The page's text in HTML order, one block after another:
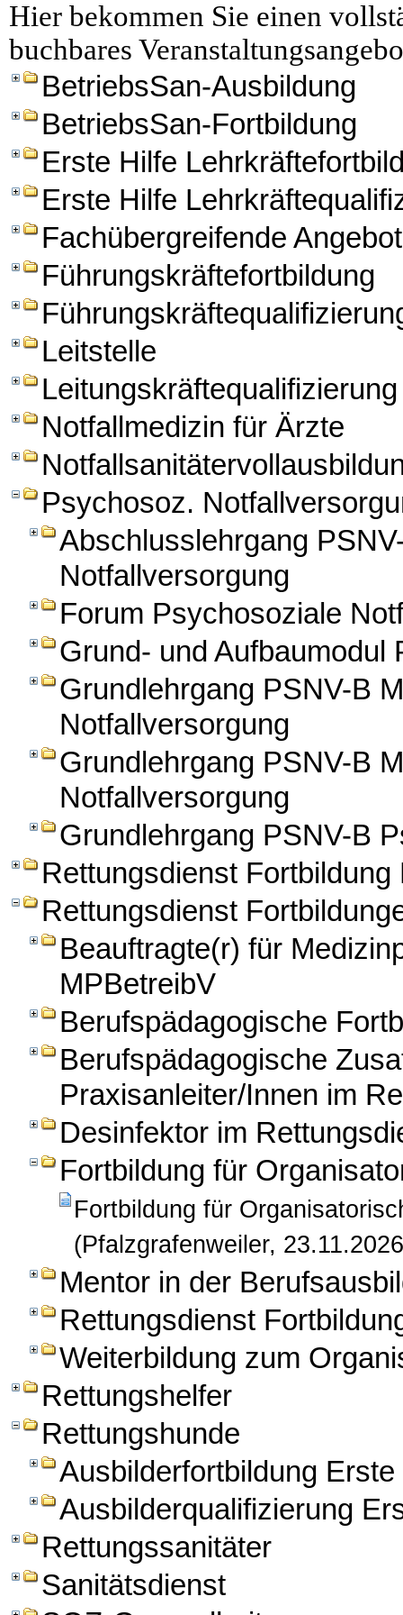
Hier bekommen Sie einen
buchbares
BetriebsSan-Ausbildung
BetriebsSan-Fortbildung
Erste Hilfe
Erste Hilfe
Fachübergreifende
Führungskräftefortbildung
Leitstelle
Leitungskräftequalifizierung
Notfallmedizin für Ärzte
Psychosoz.
Abschlusslehrgang
Notfallversorgung
Forum Psychosoziale
Grund- und Aufbaumodul
Grundlehrgang PSNV-B
Notfallversorgung
Grundlehrgang PSNV-B
Notfallversorgung
Grundlehrgang PSNV-B
Rettungsdienst Fortbildung
Rettungsdienst
Beauftragte(r) für
MPBetreibV
Berufspädagogische
Berufspädagogische
Praxisanleiter/Innen im
Desinfektor im
Fortbildung für
Fortbildung für
(Pfalzgrafenweiler,
Mentor in der
Rettungsdienst
Weiterbildung zum
Rettungshelfer
Rettungshunde
Ausbilderfortbildung
Ausbilderqualifizierung
Rettungssanitäter
Sanitätsdienst